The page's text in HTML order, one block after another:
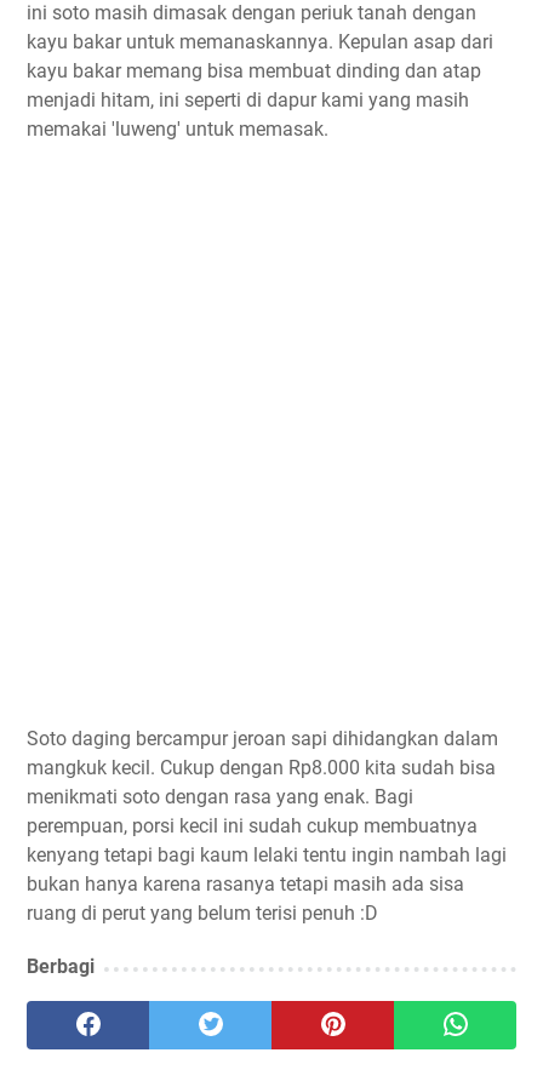
ini soto masih dimasak dengan periuk tanah dengan
kayu bakar untuk memanaskannya. Kepulan asap dari
kayu bakar memang bisa membuat dinding dan atap
menjadi hitam, ini seperti di dapur kami yang masih
memakai 'luweng' untuk memasak.
Soto daging bercampur jeroan sapi dihidangkan dalam
mangkuk kecil. Cukup dengan Rp8.000 kita sudah bisa
menikmati soto dengan rasa yang enak. Bagi
perempuan, porsi kecil ini sudah cukup membuatnya
kenyang tetapi bagi kaum lelaki tentu ingin nambah lagi
bukan hanya karena rasanya tetapi masih ada sisa
ruang di perut yang belum terisi penuh :D
Berbagi